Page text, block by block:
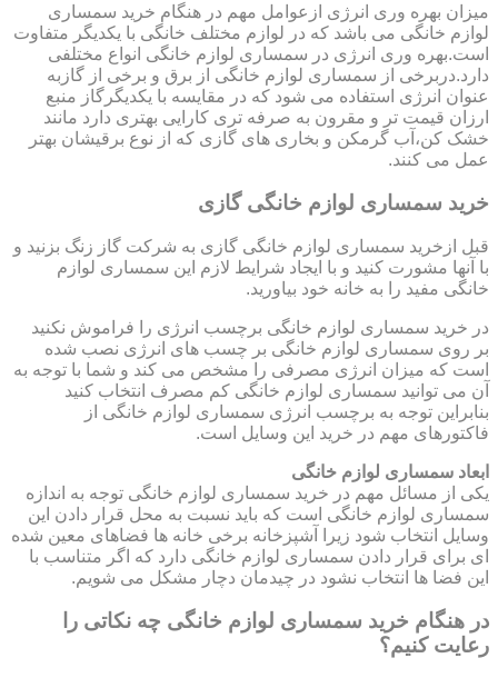
میزان بهره وری انرژی ازعوامل مهم در هنگام خرید سمساری
لوازم خانگی می باشد که در لوازم مختلف خانگی با یکدیگر متفاوت
است.بهره وری انرژی در سمساری لوازم خانگی انواع مختلفی
دارد.دربرخی از سمساری لوازم خانگی از برق و برخی از گازبه
عنوان انرژی استفاده می شود که در مقایسه با یکدیگرگاز منبع
ارزان قیمت تر و مقرون به صرفه تری کارایی بهتری دارد مانند
خشک کن،آب گرمکن و بخاری های گازی که از نوع برقیشان بهتر
عمل می کنند.
خرید سمساری لوازم خانگی گازی
قبل ازخرید سمساری لوازم خانگی گازی به شرکت گاز زنگ بزنید و
با آنها مشورت کنید و با ایجاد شرایط لازم این سمساری لوازم
خانگی مفید را به خانه خود بیاورید.
در خرید سمساری لوازم خانگی برچسب انرژی را فراموش نکنید
بر روی سمساری لوازم خانگی بر چسب های انرژی نصب شده
است که میزان انرژی مصرفی را مشخص می کند و شما با توجه به
آن می توانید سمساری لوازم خانگی کم مصرف انتخاب کنید
بنابراین توجه به برچسب انرژی سمساری لوازم خانگی از
فاکتورهای مهم در خرید این وسایل است.
ابعاد سمساری لوازم خانگی
یکی از مسائل مهم در خرید سمساری لوازم خانگی توجه به اندازه
سمساری لوازم خانگی است که باید نسبت به محل قرار دادن این
وسایل انتخاب شود زیرا آشپزخانه برخی خانه ها فضاهای معین شده
ای برای قرار دادن سمساری لوازم خانگی دارد که اگر متناسب با
این فضا ها انتخاب نشود در چیدمان دچار مشکل می شویم.
در هنگام خرید سمساری لوازم خانگی چه نکاتی را
رعایت کنیم؟